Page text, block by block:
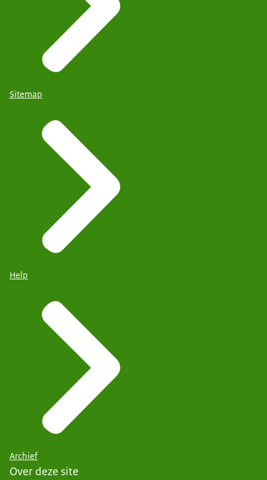
Sitemap
Help
Archief
Over deze site